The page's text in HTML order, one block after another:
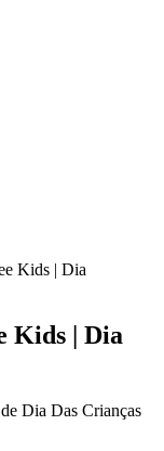
Kids | Dia
Kids | Dia
Dia Das Crianças